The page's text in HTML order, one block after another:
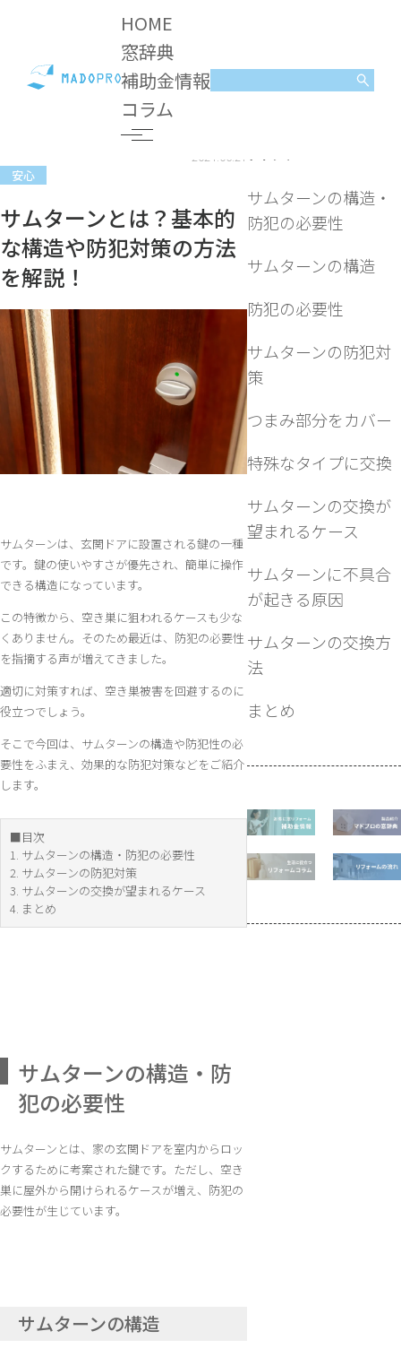
HOME
窓辞典
補助金情報
コラム
コラム
安心
サムターンとは？基本的な構造や防犯対策の方法を解
2024.06.27
安心
サムターンとは？基本的
な構造や防犯対策の方法
を解説！
サムターンは、玄関ドアに設置される鍵の一種
です。鍵の使いやすさが優先され、簡単に操作
できる構造になっています。
この特徴から、空き巣に狙われるケースも少な
くありません。そのため最近は、防犯の必要性
を指摘する声が増えてきました。
適切に対策すれば、空き巣被害を回避するのに
役立つでしょう。
そこで今回は、サムターンの構造や防犯性の必
要性をふまえ、効果的な防犯対策などをご紹介
します。
■目次
1. サムターンの構造・防犯の必要性
2. サムターンの防犯対策
3. サムターンの交換が望まれるケース
4. まとめ
サムターンの構造・防
犯の必要性
サムターンとは、家の玄関ドアを室内からロッ
クするために考案された鍵です。ただし、空き
巣に屋外から開けられるケースが増え、防犯の
必要性が生じています。
サムターンの構造
サムターンの構造・
防犯の必要性
サムターンの構造
防犯の必要性
サムターンの防犯対
策
つまみ部分をカバー
特殊なタイプに交換
サムターンの交換が
望まれるケース
サムターンに不具合
が起きる原因
サムターンの交換方
法
まとめ